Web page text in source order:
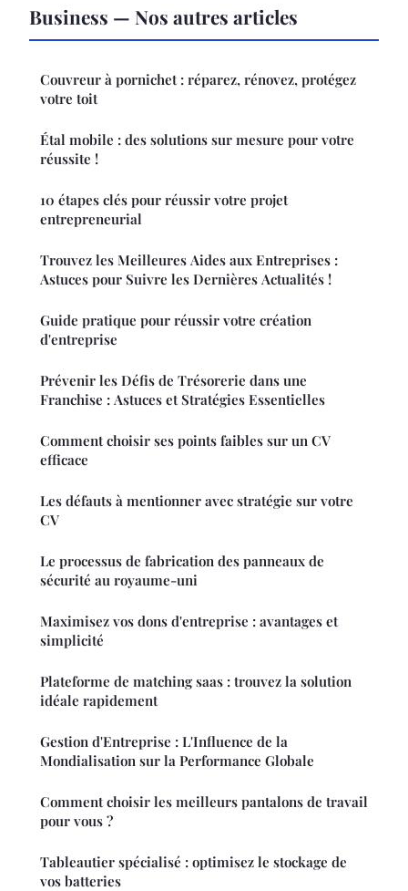
Business — Nos autres articles
Couvreur à pornichet : réparez, rénovez, protégez
votre toit
Étal mobile : des solutions sur mesure pour votre
réussite !
10 étapes clés pour réussir votre projet
entrepreneurial
Trouvez les Meilleures Aides aux Entreprises :
Astuces pour Suivre les Dernières Actualités !
Guide pratique pour réussir votre création
d'entreprise
Prévenir les Défis de Trésorerie dans une
Franchise : Astuces et Stratégies Essentielles
Comment choisir ses points faibles sur un CV
efficace
Les défauts à mentionner avec stratégie sur votre
CV
Le processus de fabrication des panneaux de
sécurité au royaume-uni
Maximisez vos dons d'entreprise : avantages et
simplicité
Plateforme de matching saas : trouvez la solution
idéale rapidement
Gestion d'Entreprise : L'Influence de la
Mondialisation sur la Performance Globale
Comment choisir les meilleurs pantalons de travail
pour vous ?
Tableautier spécialisé : optimisez le stockage de
vos batteries